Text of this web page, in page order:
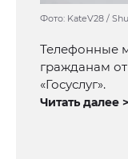
Фото: KateV28 /
Телефонные
гражданам
«Госуслуг».
Читать далее >